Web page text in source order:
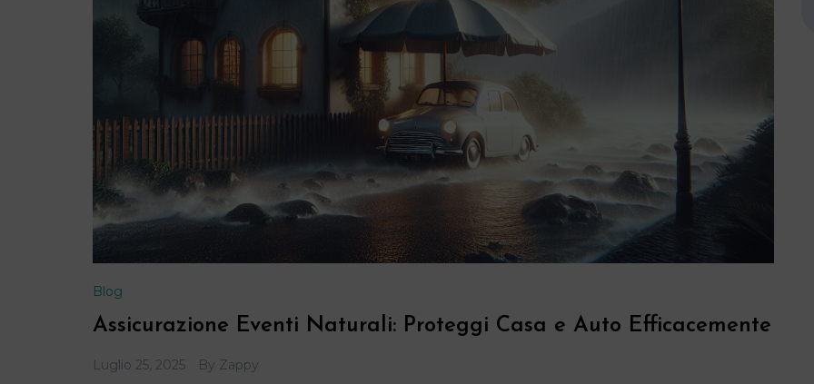
Blog
Assicurazione Eventi Naturali: Proteggi Casa e Auto Efficacemente
Luglio 25, 2025 By Zappy